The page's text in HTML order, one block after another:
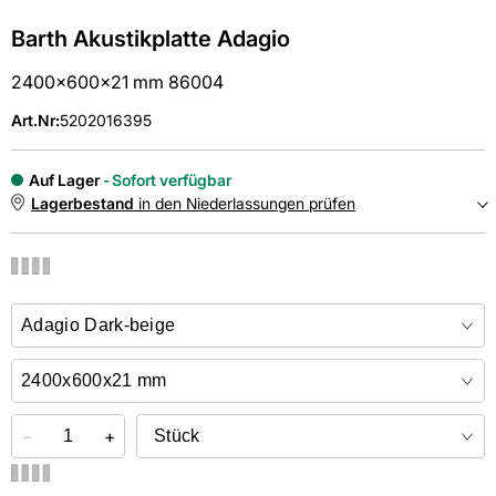
Barth Akustikplatte Adagio
2400x600x21 mm 86004
Art.Nr:5202016395
Auf Lager
Sofort verfügbar
Lagerbestand in den Niederlassungen prüfen
Online kaufen &kostenlos
− +